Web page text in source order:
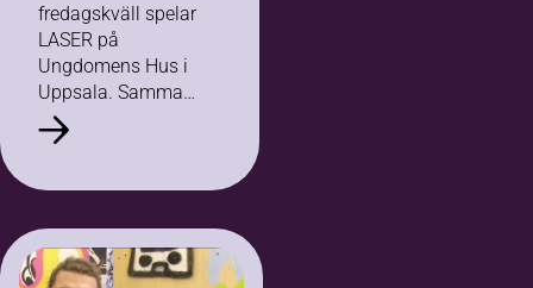
fredagskväll spelar
LASER på
Ungdomens Hus i
Uppsala. Samma
kväll hålls tredje
studiecirkeltillfället
Ylva Wänstrand är
en av
deltagarna. De
håller som bäst på